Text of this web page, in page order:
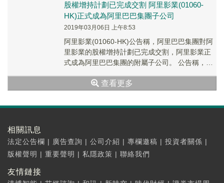
股權增持計劃已完成交割 阿里影業(01060-
HK)正式成為阿里巴巴集團子公司
2019年03月06日 上午8:53
阿里影業(01060-HK)公告稱，阿里巴巴集團對阿
里影業的股權增持計劃已完成交割，阿里影業正
式成為阿里巴巴集團的附屬子公司。 公告稱，自
查看更多
相關訊息
法定公告欄 | 廣告查詢 | 公司介紹 | 專欄邀稿 | 投資者關係 |
版權聲明 | 重要聲明 | 私隱政策 | 聯絡我們
友情鏈接